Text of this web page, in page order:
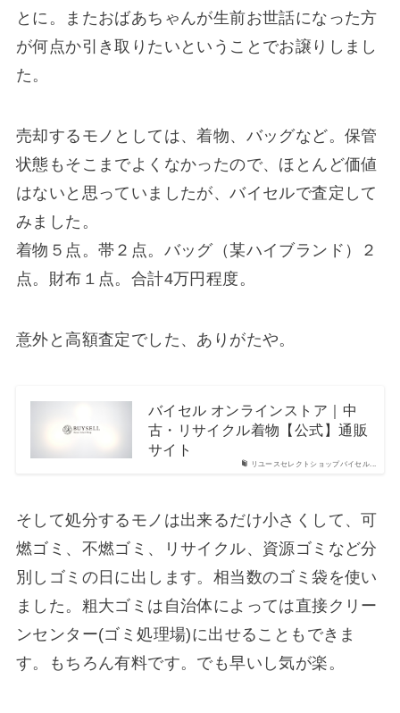
とに。またおばあちゃんが生前お世話になった方
が何点か引き取りたいということでお譲りしまし
た。
売却するモノとしては、着物、バッグなど。保管
状態もそこまでよくなかったので、ほとんど価値
はないと思っていましたが、バイセルで査定して
みました。
着物５点。帯２点。バッグ（某ハイブランド）２
点。財布１点。合計4万円程度。
意外と高額査定でした、ありがたや。
リユースセレクトショップバイセル...
バイセル オンラインストア｜中
古・リサイクル着物【公式】通販
サイト
そして処分するモノは出来るだけ小さくして、可
燃ゴミ、不燃ゴミ、リサイクル、資源ゴミなど分
別しゴミの日に出します。相当数のゴミ袋を使い
ました。粗大ゴミは自治体によっては直接クリー
ンセンター(ゴミ処理場)に出せることもできま
す。もちろん有料です。でも早いし気が楽。